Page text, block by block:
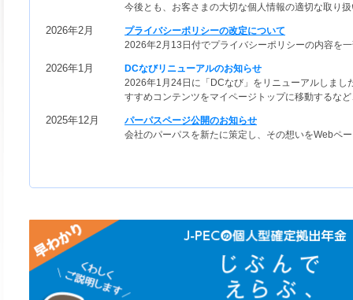
今後とも、お客さまの大切な個人情報の適切な取り
2026年2月
プライバシーポリシーの改定について
2026年2月13日付でプライバシーポリシーの内容を
2026年1月
DCなびリニューアルのお知らせ
2026年1月24日に「DCなび」をリニューアルしまし
すすめコンテンツをマイページトップに移動するな
2025年12月
パーパスページ公開のお知らせ
会社のパーパスを新たに策定し、その想いをWebペ